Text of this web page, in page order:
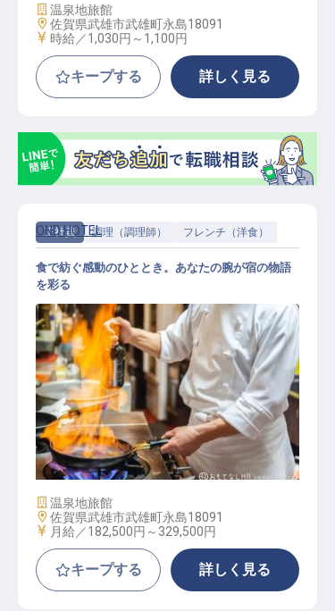
施設業態
温泉地旅館
勤務地
佐賀県武雄市武雄町永島18091
給与
時給／1,030円～ 1,100円
キープする 詳しく見る
正社員 調理（調理師） フレンチ（洋食）
調理スタッフ
OND HOTEL
食で紡ぐ感動のひととき。あなたの腕が宿の物語
を彩る
施設業態
温泉地旅館
勤務地
佐賀県武雄市武雄町永島18091
給与
月給／182,500円～ 329,500円
キープする 詳しく見る